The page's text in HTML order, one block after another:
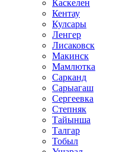
Каскелен
Кентау
Кулсары
Ленгер
Лисаковск
Макинск
Мамлютка
Сарканд
Сарыагаш
Сергеевка
Степняк
Тайынша
Талгар
Тобыл